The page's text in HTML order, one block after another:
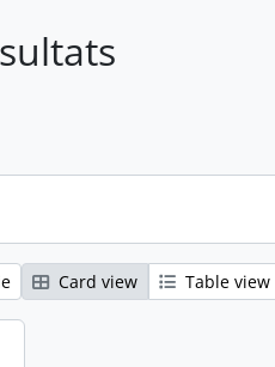
Card view Table view